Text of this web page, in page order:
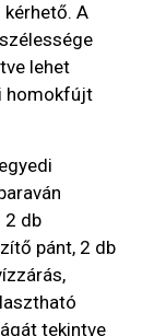
A
lehet
homokfújt
2 db
pánt, 2 db
tekintve